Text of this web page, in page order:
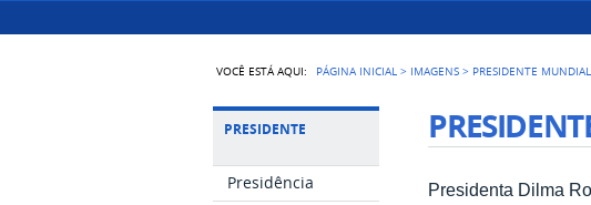
VOCÊ ESTÁ AQUI: PÁGINA INICIAL > IMAGENS > PRESIDENTE
PRESIDENTE
Presidência
Presidenta Dilma